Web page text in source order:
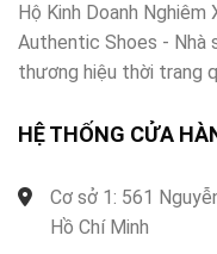
Hộ Kinh Doanh
Authentic Shoes - Nhà
thương hiệu thời trang
HỆ THỐNG CỬA
Cơ sở 1: 561
Hồ Chí Minh